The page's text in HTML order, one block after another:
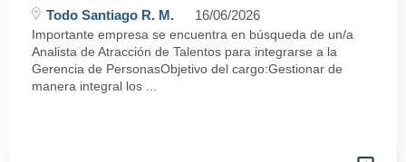
Todo Santiago R. M. 16/06/2026
Importante empresa se encuentra en búsqueda de un/a
Analista de Atracción de Talentos para integrarse a la
Gerencia de PersonasObjetivo del cargo:Gestionar de
manera integral los ...